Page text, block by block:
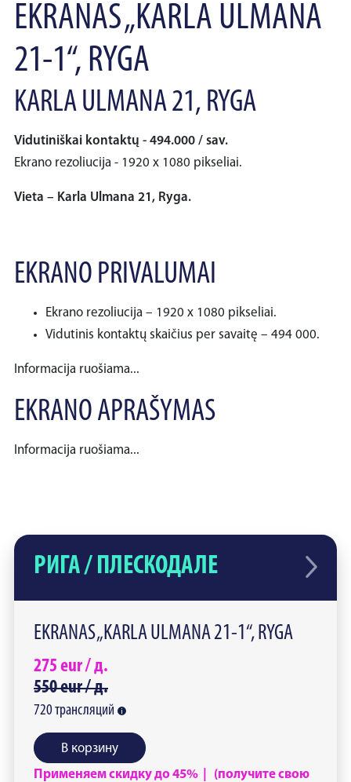
РИГА / ПЛЕСКОДАЛЕ
EKRANAS „KARLA ULMANA 21-1“, RYGA
275 eur /д.
550eur /д.
720трансляций
В корзину
Применяем скидку до 45% | (получите свою
EKRANAS „KARLA ULMANA
21-1“, RYGA
KARLA ULMANA 21, RYGA
Vidutiniškai kontaktų - 494.000 / sav.
Ekrano rezoliucija - 1920 x 1080 pikseliai.
Vieta – Karla Ulmana 21, Ryga.
EKRANO PRIVALUMAI
Ekrano rezoliucija – 1920 x 1080 pikseliai.
Vidutinis kontaktų skaičius per savaitę – 494 000.
Informacija ruošiama...
EKRANO APRAŠYMAS
Informacija ruošiama...